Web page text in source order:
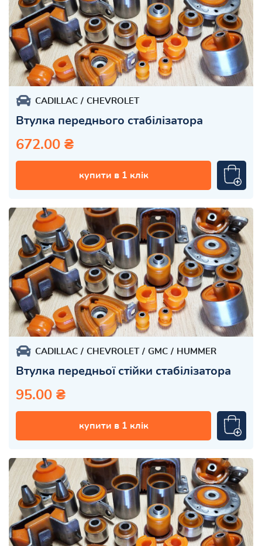
CADILLAC CHEVROLET
Втулка переднього стабілізатора
672.00 ₴
купити в 1 клік
CADILLAC CHEVROLET GMC HUMMER
Втулка передньої стійки стабілізатора
95.00 ₴
купити в 1 клік